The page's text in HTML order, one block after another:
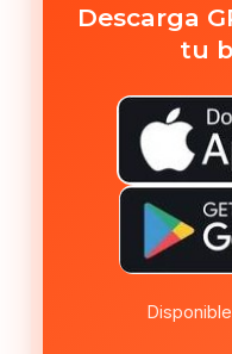
Descarga
tu